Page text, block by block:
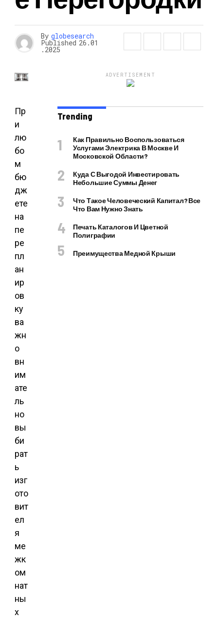
By globesearch
Published 26.01
.2025
Пр
и
лю
бо
м
бю
дж
ете
на
пе
ре
пл
ан
ир
ов
ку
ва
жн
о
вн
им
ате
ль
но
вы
би
рат
ь
изг
ото
вит
ел
я
ме
жк
ом
нат
ны
х
ADVERTISEMENT
Trending
Как Правильно Воспользоваться
Услугами Электрика В Москве И
Московской Области?
Куда С Выгодой Инвестировать
Небольшие Суммы Денег
Что Такое Человеческий Капитал? Все
Что Вам Нужно Знать
Печать Каталогов И Цветной
Полиграфии
Преимущества Медной Крыши